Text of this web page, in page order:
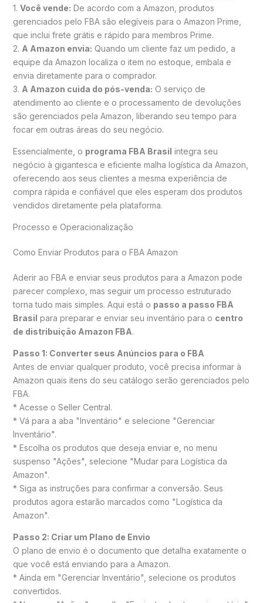
1. Você vende: De acordo com a Amazon, produtos
gerenciados pelo FBA são elegíveis para o Amazon Prime,
que inclui frete grátis e rápido para membros Prime.
2. A Amazon envia: Quando um cliente faz um pedido, a
equipe da Amazon localiza o item no estoque, embala e
envia diretamente para o comprador.
3. A Amazon cuida do pós-venda: O serviço de
atendimento ao cliente e o processamento de devoluções
são gerenciados pela Amazon, liberando seu tempo para
focar em outras áreas do seu negócio.
Essencialmente, o programa FBA Brasil integra seu
negócio à gigantesca e eficiente malha logística da Amazon,
oferecendo aos seus clientes a mesma experiência de
compra rápida e confiável que eles esperam dos produtos
vendidos diretamente pela plataforma.
Processo e Operacionalização
Como Enviar Produtos para o FBA Amazon
Aderir ao FBA e enviar seus produtos para a Amazon pode
parecer complexo, mas seguir um processo estruturado
torna tudo mais simples. Aqui está o passo a passo FBA
Brasil para preparar e enviar seu inventário para o centro
de distribuição Amazon FBA.
Passo 1: Converter seus Anúncios para o FBA
Antes de enviar qualquer produto, você precisa informar à
Amazon quais itens do seu catálogo serão gerenciados pelo
FBA.
* Acesse o Seller Central.
* Vá para a aba "Inventário" e selecione "Gerenciar
Inventário".
* Escolha os produtos que deseja enviar e, no menu
suspenso "Ações", selecione "Mudar para Logística da
Amazon".
* Siga as instruções para confirmar a conversão. Seus
produtos agora estarão marcados como "Logística da
Amazon".
Passo 2: Criar um Plano de Envio
O plano de envio é o documento que detalha exatamente o
que você está enviando para a Amazon.
* Ainda em "Gerenciar Inventário", selecione os produtos
convertidos.